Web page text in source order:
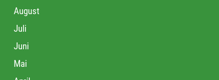
August
Juli
Juni
Mai